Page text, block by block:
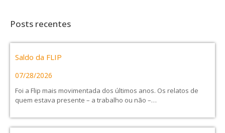
Posts recentes
Saldo da FLIP
07/28/2026
Foi a Flip mais movimentada dos últimos anos. Os relatos de
quem estava presente – a trabalho ou não –…